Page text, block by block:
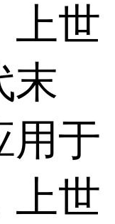
上世
末
用于
上世